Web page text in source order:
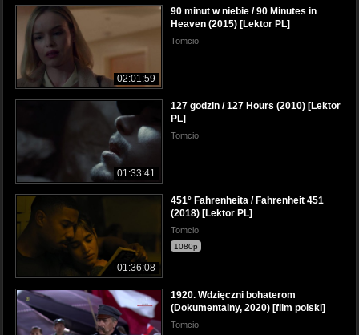
02:01:59
90 minut w niebie / 90 Minutes in
Heaven (2015) [Lektor PL]
Tomcio
01:33:41
127 godzin / 127 Hours (2010) [Lektor
PL]
Tomcio
01:36:08
451° Fahrenheita / Fahrenheit 451
(2018) [Lektor PL]
Tomcio
1080p
1920. Wdzięczni bohaterom
(Dokumentalny, 2020) [film polski]
Tomcio